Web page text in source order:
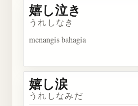
嬉し泣き
うれしなき
menangis bahagia
嬉し涙
うれしなみだ